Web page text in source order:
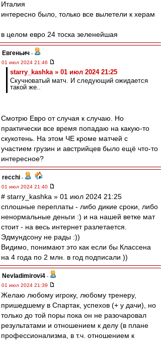
Италия
интересно было, только все вылетели к херам
в целом евро 24 тоска зеленейшая
Евгеньич -
01 июл 2024 21:46
starry_kashka » 01 июл 2024 21:25
Скучноватый матч. И следующий ожидается
такой же..
Смотрю Евро от случая к случаю. Но
практически все время попадаю на какую-то
скукотень. На этом ЧЕ кроме матчей с
участием грузин и австрийцев было ещё что-то
интересное?
recchi -
01 июл 2024 21:40
# starry_kashka » 01 июл 2024 21:25
сплошные переплаты - либо дикие сроки, либо
ненормальные деньги :) и на нашей ветке мат
стоит - на весь интернет разлетается.
Эдмундсону не рады :))
Видимо, понимают это как если бы Классена
на 4 года по 2 млн. в год подписали ))
Nevladimirovi4 -
01 июл 2024 21:39
Желаю любому игроку, любому тренеру,
пришедшему в Спартак, успехов (+ у дачи), но
только до той поры пока он не разочаровал
результатами и отношением к делу (в плане
профессионализма, в т.ч. отношением к